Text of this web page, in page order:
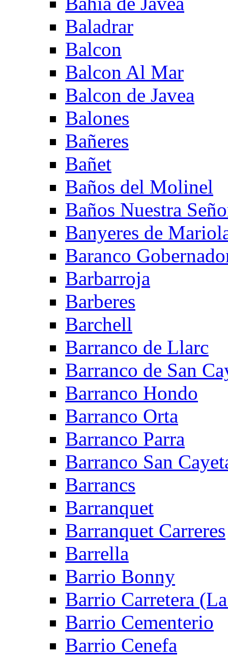
Baladrar
Balcon
Balcon Al Mar
Balcon de Javea
Balones
Bañeres
Bañet
Baños del Molinel
Baños Nuestra
Banyeres de
Baranco
Barbarroja
Barberes
Barchell
Barranco de Llarc
Barranco de San
Barranco Hondo
Barranco Orta
Barranco Parra
Barranco San
Barrancs
Barranquet
Barranquet Carreres
Barrella
Barrio Bonny
Barrio Carretera
Barrio Cementerio
Barrio Cenefa